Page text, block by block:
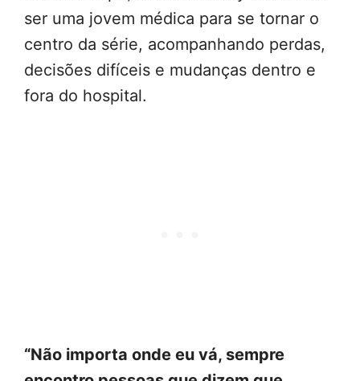
ser uma jovem médica para se tornar o
centro da série, acompanhando perdas,
decisões difíceis e mudanças dentro e
fora do hospital.
“Não importa onde eu vá, sempre